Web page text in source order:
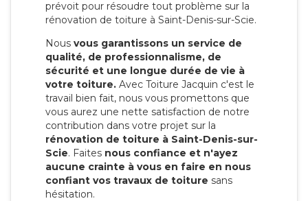
prévoit pour résoudre tout problème sur la
rénovation de toiture à Saint-Denis-sur-Scie.
Nous vous garantissons un service de
qualité, de professionnalisme, de
sécurité et une longue durée de vie à
votre toiture. Avec Toiture Jacquin c'est le
travail bien fait, nous vous promettons que
vous aurez une nette satisfaction de notre
contribution dans votre projet sur la
rénovation de toiture à Saint-Denis-sur-
Scie. Faites nous confiance et n'ayez
aucune crainte à vous en faire en nous
confiant vos travaux de toiture sans
hésitation.